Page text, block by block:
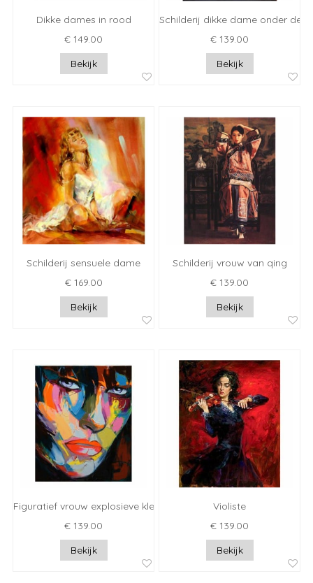
Dikke dames in rood
€ 149.00
Bekijk
Schilderij dikke dame onder de
€ 139.00
Bekijk
Schilderij sensuele dame
€ 169.00
Bekijk
Schilderij vrouw van qing
€ 139.00
Bekijk
Figuratief vrouw explosieve kleuren
€ 139.00
Bekijk
Violiste
€ 139.00
Bekijk